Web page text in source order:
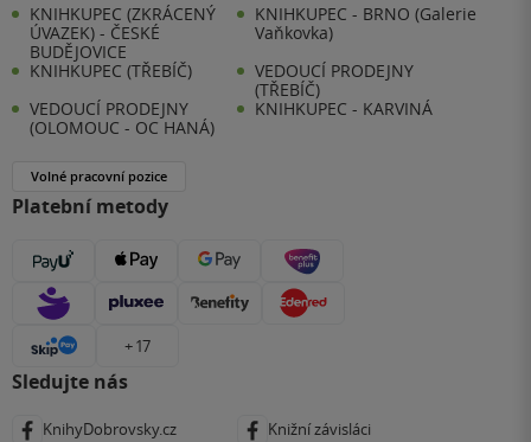
KNIHKUPEC (ZKRÁCENÝ
ÚVAZEK) - ČESKÉ
BUDĚJOVICE
KNIHKUPEC - BRNO (Galerie
Vaňkovka)
KNIHKUPEC (TŘEBÍČ)
VEDOUCÍ PRODEJNY
(TŘEBÍČ)
VEDOUCÍ PRODEJNY
(OLOMOUC - OC HANÁ)
KNIHKUPEC - KARVINÁ
Volné pracovní pozice
Platební metody
+ 17
Sledujte nás
KnihyDobrovsky.cz
Knižní závisláci